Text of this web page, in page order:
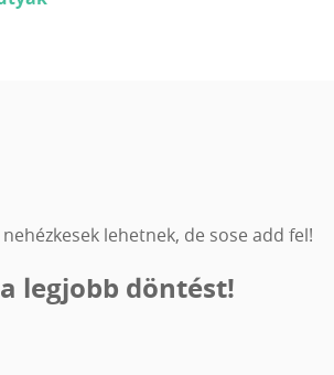
lehetnek, de sose add fel!
legjobb döntést!